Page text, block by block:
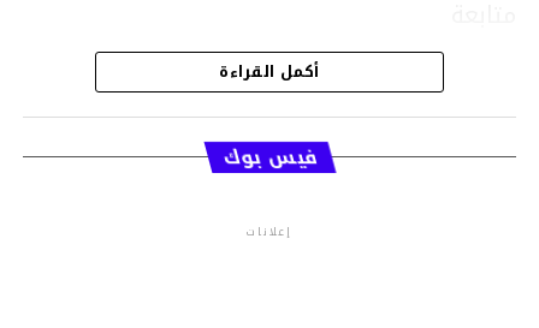
قسم الاخبار
أكمل القراءة
فيس بوك
إعلانات